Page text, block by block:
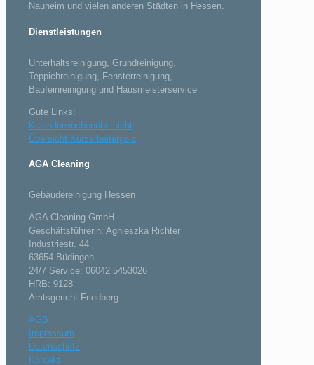
Nauheim und vielen anderen Städten in Hessen.
Dienstleistungen
Unterhaltsreinigung, Grundreinigung,
Teppichreinigung, Fensterreinigung,
Baufeinreinigung und Hausmeisterservice
Gute Links:
Kalenderwochenübersicht
Übersicht Kurzarbeitergeld
AGA Cleaning
Gebäudereinigung Hessen
AGA Cleaning GmbH
Geschäftsführerin: Agnieszka Richter
Industriestr. 44
63654 Büdingen
24/7 Service: 06042 5453026
HRB: 9128
Amtsgericht Friedberg
AGB
Impressum
Datenschutz
Kontakt